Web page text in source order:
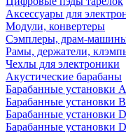
Аксессуары для
Модули, конвертеры
Сэмплеры, драм-
Рамы, держатели,
Чехлы для электроники
Акустические барабаны
Барабанные установки
Барабанные установки
Барабанные установки
Барабанные установки